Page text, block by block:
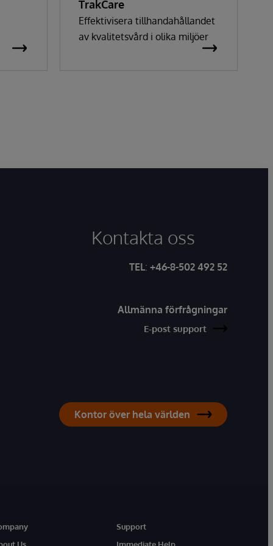
TrakCare
Effektivisera tillhandahållandet
av kvalitetsvård i olika miljöer
Kontakta oss
TEL: +46-8-502 492 52
Allmänna förfrågningar
E-post support
Kontor över hela världen
Us
Support
Immediate Help